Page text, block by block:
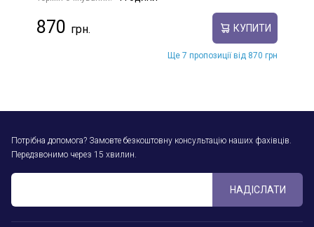
870 КУПИТИ
Ще 7 пропозиції від 870 грн
Потрібна допомога? Замовте безкоштовну консультацію наших фахівців.
Передзвонимо через 15 хвилин.
НАДІСЛАТИ